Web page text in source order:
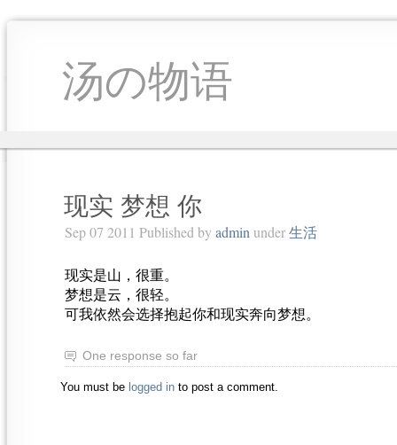
汤の物语
现实 梦想 你
Sep 07 2011 Published by admin under生活
现实是山，很重。
梦想是云，很轻。
可我依然会选择抱起你和现实奔向梦想。
One response so far
You must be logged in to post a comment.